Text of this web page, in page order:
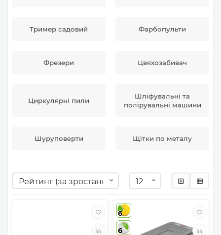
Тример садовий Фарбопульти
Фрезери Цвяхозабивач
Циркулярні пили
Шліфувальні та
полірувальні машини
Шуруповерти Щітки по металу
6
6